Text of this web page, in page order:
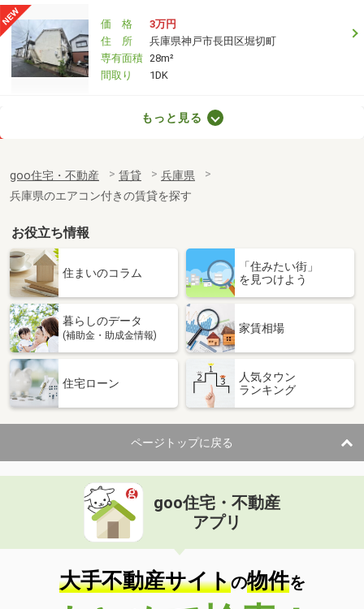
価 格
3万円
住 所
兵庫県神戸市長田区堀切町
専有面積 28m²
間取り
1DK
兵庫県尼崎市南武庫之荘８丁目
専有面積
81.19m²
間取り
3LDK
兵庫県西宮市甲子園五番町
価 格
兵庫県西宮市甲子園五番町
専有面積 51m²
間取り
兵庫県姫路市飾磨区構５
住 所
兵庫県姫路市飾磨区構５
専有面積 43.21m²
間取り
1LDK
兵庫県姫路市阿保
価 格
住 所
兵庫県姫路市阿保
専有面積 58.04m²
間取り
2LDK
兵庫県姫路市久保町
もっと見る
goo住宅・不動産 賃貸
兵庫県
兵庫県のエアコン付きの賃貸を探す
お役立ち情報
住まいのコラム
「住みたい街」
を見つけよう
暮らしのデータ
(補助金・助成金情報)
家賃相場
住宅ローン
人気タウン
ランキング
ページトップに戻る
goo住宅・不動産
アプリ
大手不動産サイトの物件を